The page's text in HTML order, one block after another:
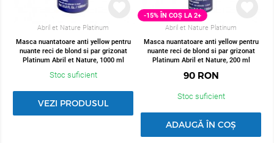
Abril et Nature Platinum
Masca nuantatoare anti yellow pentru
nuante reci de blond si par grizonat
Platinum Abril et Nature, 1000 ml
Stoc suficient
VEZI PRODUSUL
-15% ÎN COȘ LA 2+
Abril et Nature Platinum
Masca nuantatoare anti yellow pentru
nuante reci de blond si par grizonat
Platinum Abril et Nature, 200 ml
90 RON
Stoc suficient
ADAUGĂ ÎN COȘ